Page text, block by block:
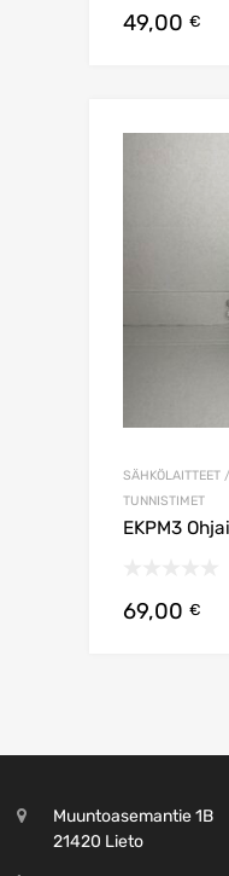
49,00 €
TUNNISTIMET
EKPM3
69,00 €
Muuntoasemantie 1B
21420 Lieto